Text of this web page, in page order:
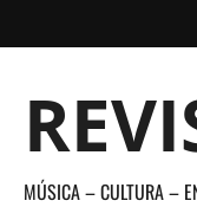
al
MÚSICA – CULTURA –